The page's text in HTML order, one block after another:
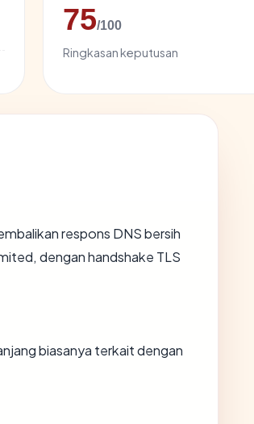
75/100
Ringkasan keputusan
respons DNS bersih
dengan handshake TLS
biasanya terkait dengan